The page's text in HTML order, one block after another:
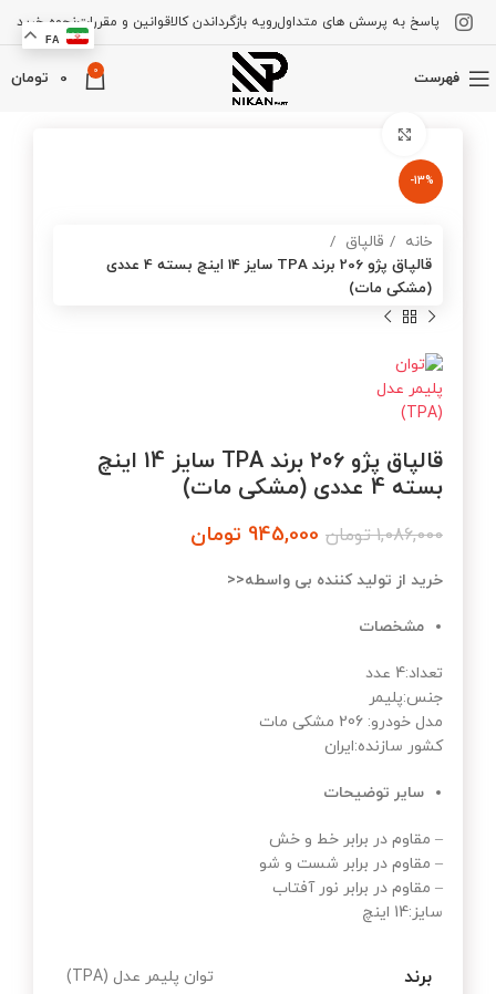
پاسخ به پرسش های متداولرویه بازگرداندن کالاقوانین و مقرراتنحوه خرید
فهرست 0
0 تومان
-13%
خانه
قالپاق
قالپاق پژو 206 برند TPA سایز 14 اینچ بسته 4 عددی
(مشکی مات)
قالپاق پژو 206 برند TPA سایز 14 اینچ
بسته 4 عددی (مشکی مات)
1,086,000 تومان 945,000 تومان
خرید از تولید کننده بی واسطه<<
مشخصات
تعداد:4 عدد
جنس:پلیمر
مدل خودرو: 206 مشکی مات
کشور سازنده:ایران
سایر توضیحات
– مقاوم در برابر خط و خش
– مقاوم در برابر شست و شو
– مقاوم در برابر نور آفتاب
سایز:14 اینچ
برند توان پلیمر عدل (TPA)
FA